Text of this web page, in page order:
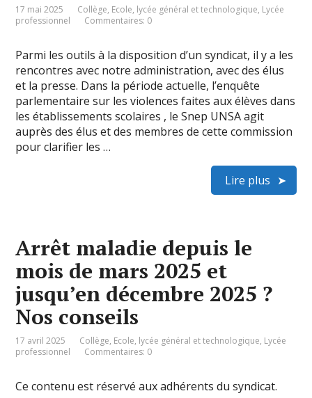
17 mai 2025 Collège, Ecole, lycée général et technologique, Lycée
professionnel
Commentaires: 0
Parmi les outils à la disposition d’un syndicat, il y a les
rencontres avec notre administration, avec des élus
et la presse. Dans la période actuelle, l’enquête
parlementaire sur les violences faites aux élèves dans
les établissements scolaires , le Snep UNSA agit
auprès des élus et des membres de cette commission
pour clarifier les …
Lire plus
Arrêt maladie depuis le
mois de mars 2025 et
jusqu’en décembre 2025 ?
Nos conseils
17 avril 2025 Collège, Ecole, lycée général et technologique, Lycée
professionnel
Commentaires: 0
Ce contenu est réservé aux adhérents du syndicat.